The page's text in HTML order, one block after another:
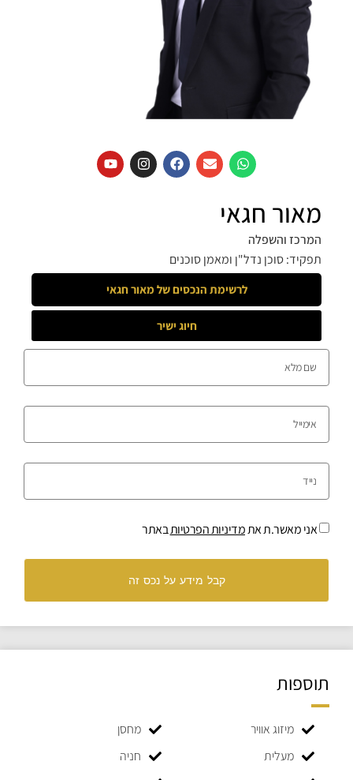
מאור חגאי
המרכז והשפלה
תפקיד: סוכן נדל"ן ומאמן סוכנים
לרשימת הנכסים שלמאור חגאי
חיוג ישיר
אני מאשר.ת אתמדיניות הפרטיותבאתר
קבל מידע על נכס זה
תוספות
מיזוג אוויר
מחסן
מעלית
חניה